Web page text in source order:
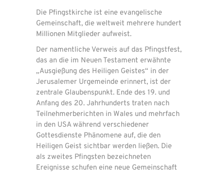
Die Pfingstkirche ist eine evangelische
Gemeinschaft, die weltweit mehrere hundert
Millionen Mitglieder aufweist.
Der namentliche Verweis auf das Pfingstfest,
das an die im Neuen Testament erwähnte
„Ausgießung des Heiligen Geistes“ in der
Jerusalemer Urgemeinde erinnert, ist der
zentrale Glaubenspunkt. Ende des 19. und
Anfang des 20. Jahrhunderts traten nach
Teilnehmerberichten in Wales und mehrfach
in den USA während verschiedener
Gottesdienste Phänomene auf, die den
Heiligen Geist sichtbar werden ließen. Die
als zweites Pfingsten bezeichneten
Ereignisse schufen eine neue Gemeinschaft